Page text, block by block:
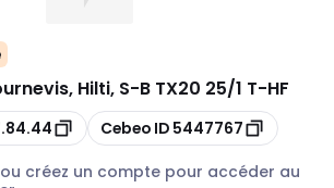
Hilti, S-B TX20 25/1 T-HF
Copier
Cebeo ID 5447767
créez un compte pour accéder au